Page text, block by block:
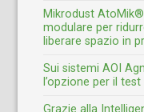
Mikrodust
modulare per
liberare spazio in
Sui sistemi AOI
l’opzione per il
Grazie alla